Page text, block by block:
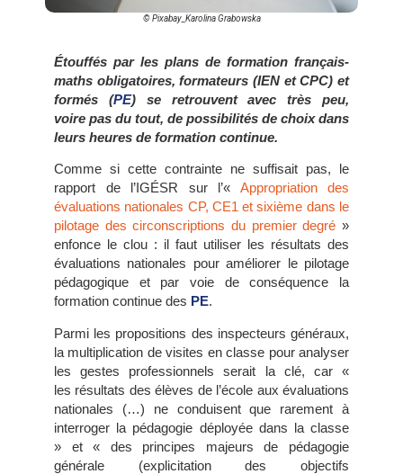
© Pixabay_Karolina Grabowska
Étouffés par les plans de formation français-
maths obligatoires, formateurs (IEN et CPC) et
formés (PE) se retrouvent avec très peu,
voire pas du tout, de possibilités de choix dans
leurs heures de formation continue.
Comme si cette contrainte ne suffisait pas, le
rapport de l’IGÉSR sur l’« Appropriation des
évaluations nationales CP, CE1 et sixième dans le
pilotage des circonscriptions du premier degré »
enfonce le clou : il faut utiliser les résultats des
évaluations nationales pour améliorer le pilotage
pédagogique et par voie de conséquence la
formation continue des PE.
Parmi les propositions des inspecteurs généraux,
la multiplication de visites en classe pour analyser
les gestes professionnels serait la clé, car «
les résultats des élèves de l’école aux évaluations
nationales (…) ne conduisent que rarement à
interroger la pédagogie déployée dans la classe
» et « des principes majeurs de pédagogie
générale (explicitation des objectifs